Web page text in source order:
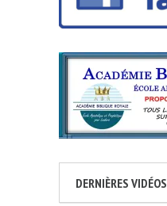
DERNIÈRES VIDÉOS